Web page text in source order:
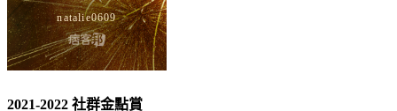
2021-2022 社群金點賞